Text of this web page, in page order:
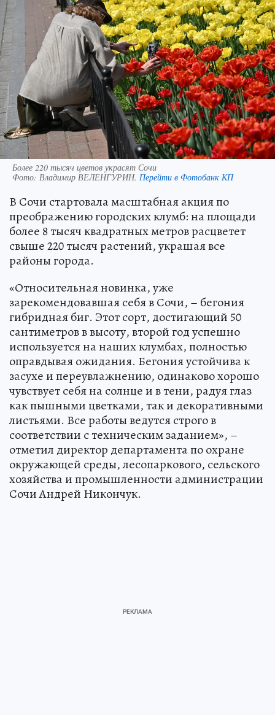
Более 220 тысяч цветов украсят Сочи
Фото: Владимир ВЕЛЕНГУРИН. Перейти в Фотобанк КП
В Сочи стартовала масштабная акция по
преображению городских клумб: на площади
более 8 тысяч квадратных метров расцветет
свыше 220 тысяч растений, украшая все
районы города.
«Относительная новинка, уже
зарекомендовавшая себя в Сочи, – бегония
гибридная биг. Этот сорт, достигающий 50
сантиметров в высоту, второй год успешно
используется на наших клумбах, полностью
оправдывая ожидания. Бегония устойчива к
засухе и переувлажнению, одинаково хорошо
чувствует себя на солнце и в тени, радуя глаз
как пышными цветками, так и декоративными
листьями. Все работы ведутся строго в
соответствии с техническим заданием», –
отметил директор департамента по охране
окружающей среды, лесопаркового, сельского
хозяйства и промышленности администрации
Сочи Андрей Никончук.